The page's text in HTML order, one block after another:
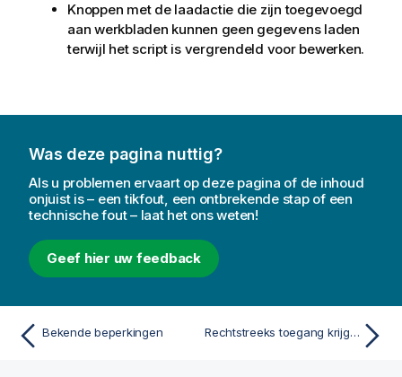
Knoppen met de laadactie die zijn toegevoegd
aan werkbladen kunnen geen gegevens laden
terwijl het script is vergrendeld voor bewerken.
Was deze pagina nuttig?
Als u problemen ervaart op deze pagina of de inhoud
onjuist is – een tikfout, een ontbrekende stap of een
technische fout – laat het ons weten!
Geef hier uw feedback
Bekende beperkingen Rechtstreeks toegang krijgen tot cloud-databases met Direct Query